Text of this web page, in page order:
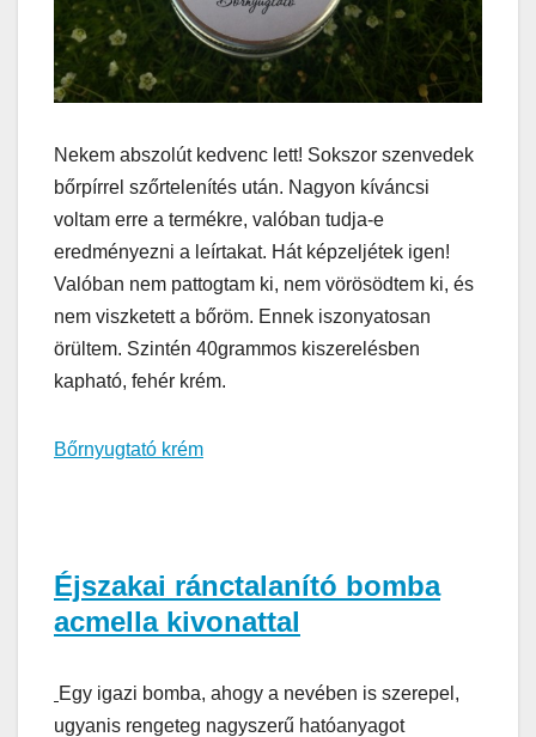
Nekem abszolút kedvenc lett! Sokszor szenvedek
bőrpírrel szőrtelenítés után. Nagyon kíváncsi
voltam erre a termékre, valóban tudja-e
eredményezni a leírtakat. Hát képzeljétek igen!
Valóban nem pattogtam ki, nem vörösödtem ki, és
nem viszketett a bőröm. Ennek iszonyatosan
örültem. Szintén 40grammos kiszerelésben
kapható, fehér krém.
Bőrnyugtató krém
Éjszakai ránctalanító bomba
acmella kivonattal
Egy igazi bomba, ahogy a nevében is szerepel,
ugyanis rengeteg nagyszerű hatóanyagot